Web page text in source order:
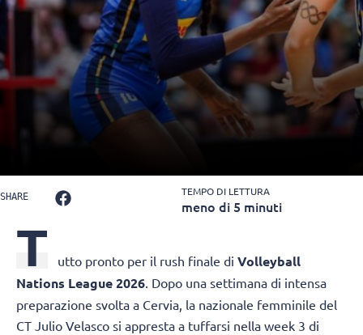
SHARE TEMPO DI LETTURA
meno di 5 minuti
T utto pronto per il rush finale di Volleyball
Nations League 2026. Dopo una settimana di intensa
preparazione svolta a Cervia, la nazionale femminile del
CT Julio Velasco si appresta a tuffarsi nella week 3 di